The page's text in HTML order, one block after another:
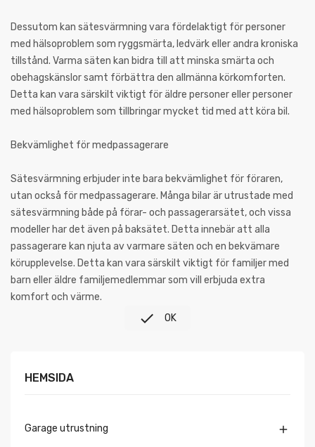
Dessutom kan sätesvärmning vara fördelaktigt för personer
med hälsoproblem som ryggsmärta, ledvärk eller andra kroniska
tillstånd. Varma säten kan bidra till att minska smärta och
obehagskänslor samt förbättra den allmänna körkomforten.
Detta kan vara särskilt viktigt för äldre personer eller personer
med hälsoproblem som tillbringar mycket tid med att köra bil.
Bekvämlighet för medpassagerare
Sätesvärmning erbjuder inte bara bekvämlighet för föraren,
utan också för medpassagerare. Många bilar är utrustade med
sätesvärmning både på förar- och passagerarsätet, och vissa
modeller har det även på baksätet. Detta innebär att alla
passagerare kan njuta av varmare säten och en bekvämare
körupplevelse. Detta kan vara särskilt viktigt för familjer med
barn eller äldre familjemedlemmar som vill erbjuda extra
komfort och värme.
 OK
HEMSIDA
Garage utrustning 